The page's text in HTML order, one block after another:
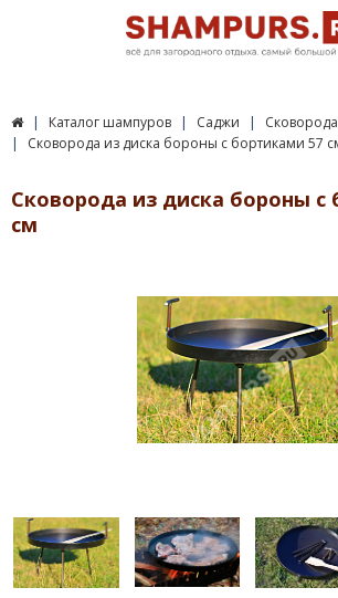
Каталог шампуров Саджи
Сковорода из диска бороны с бортиками 57
Сковорода из диска бороны с
см